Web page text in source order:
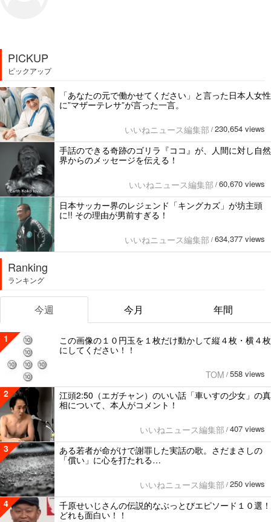
PICKUP
ピックアップ
「あなたの元で働かせてください」と言った日本人女性
に”マザーテレサ”が言った一言。
いいねニュース編集部 / 230,654 views
手話のできる奇跡のゴリラ『ココ』が、人間に対し自然
界からのメッセージを伝える！
いいねニュース編集部 / 60,670 views
日本サッカー界のレジェンド「キングカズ」が坊主頭
に!! その理由が男前すぎる！
いいねニュース編集部 / 634,377 views
Ranking
ランキング
今週 今月 年間
1
この画像の１０円玉を１枚だけ動かして縦４枚・横４枚
にしてください！！
TOM / 558 views
2
江頭2:50（エガチャン）のいい話「車いすの少女」の真
相について、本人がコメント！
いいねニュース編集部 / 407 views
3
ある若者が命がけで謝罪した実話の歌。さだまさしの
「償い」に心を打たれる…
いいねニュース編集部 / 250 views
4
千原せいじさんの伝説的なぶっとびエピソード１０選！
どれも面白い！！